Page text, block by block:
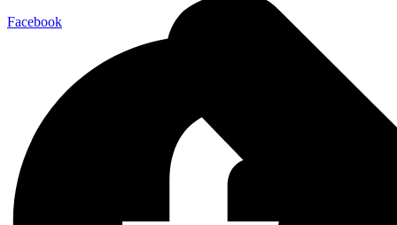
Facebook